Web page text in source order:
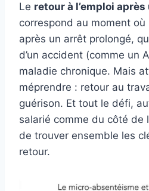
Le retour à l’emploi
correspond au moment
après un arrêt prolongé,
d’un accident (comme un
maladie chronique. Mais
méprendre : retour au
guérison. Et tout le défi,
salarié comme du côté de
de trouver ensemble les
retour.